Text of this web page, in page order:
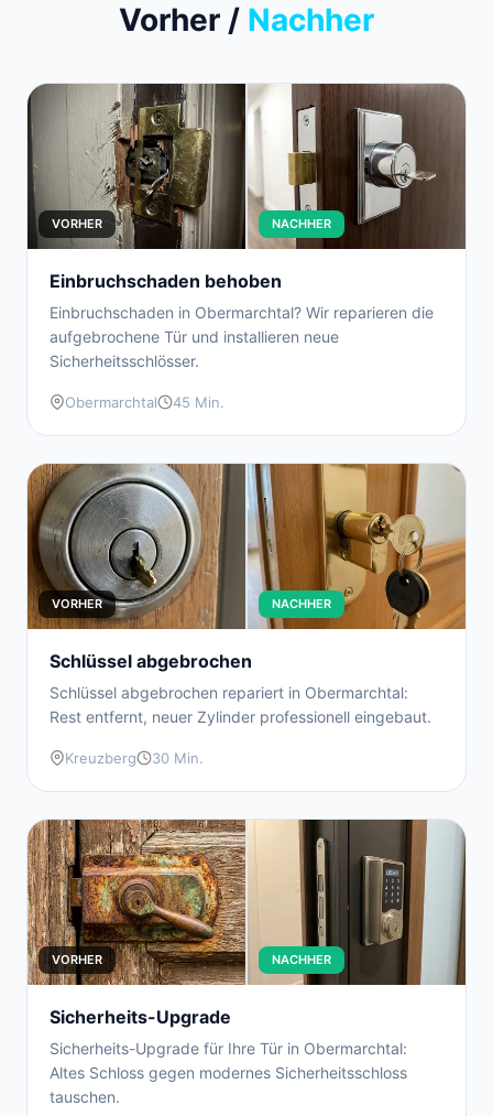
Vorher / Nachher
VORHER NACHHER
Einbruchschaden behoben
Einbruchschaden in Obermarchtal? Wir reparieren die
aufgebrochene Tür und installieren neue
Sicherheitsschlösser.
Obermarchtal 45 Min.
VORHER NACHHER
Schlüssel abgebrochen
Schlüssel abgebrochen repariert in Obermarchtal:
Rest entfernt, neuer Zylinder professionell eingebaut.
Kreuzberg 30 Min.
VORHER NACHHER
Sicherheits-Upgrade
Sicherheits-Upgrade für Ihre Tür in Obermarchtal:
Altes Schloss gegen modernes Sicherheitsschloss
tauschen.